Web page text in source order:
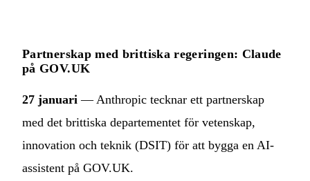
Partnerskap med brittiska regeringen: Claude
på GOV.UK
27 januari — Anthropic tecknar ett partnerskap
med det brittiska departementet för vetenskap,
innovation och teknik (DSIT) för att bygga en AI-
assistent på GOV.UK.